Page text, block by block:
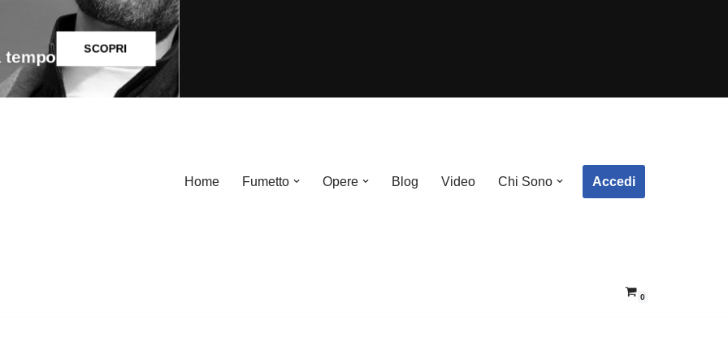
tempo SCOPRI
Home Fumetto Opere Blog Video Chi Sono Accedi
0